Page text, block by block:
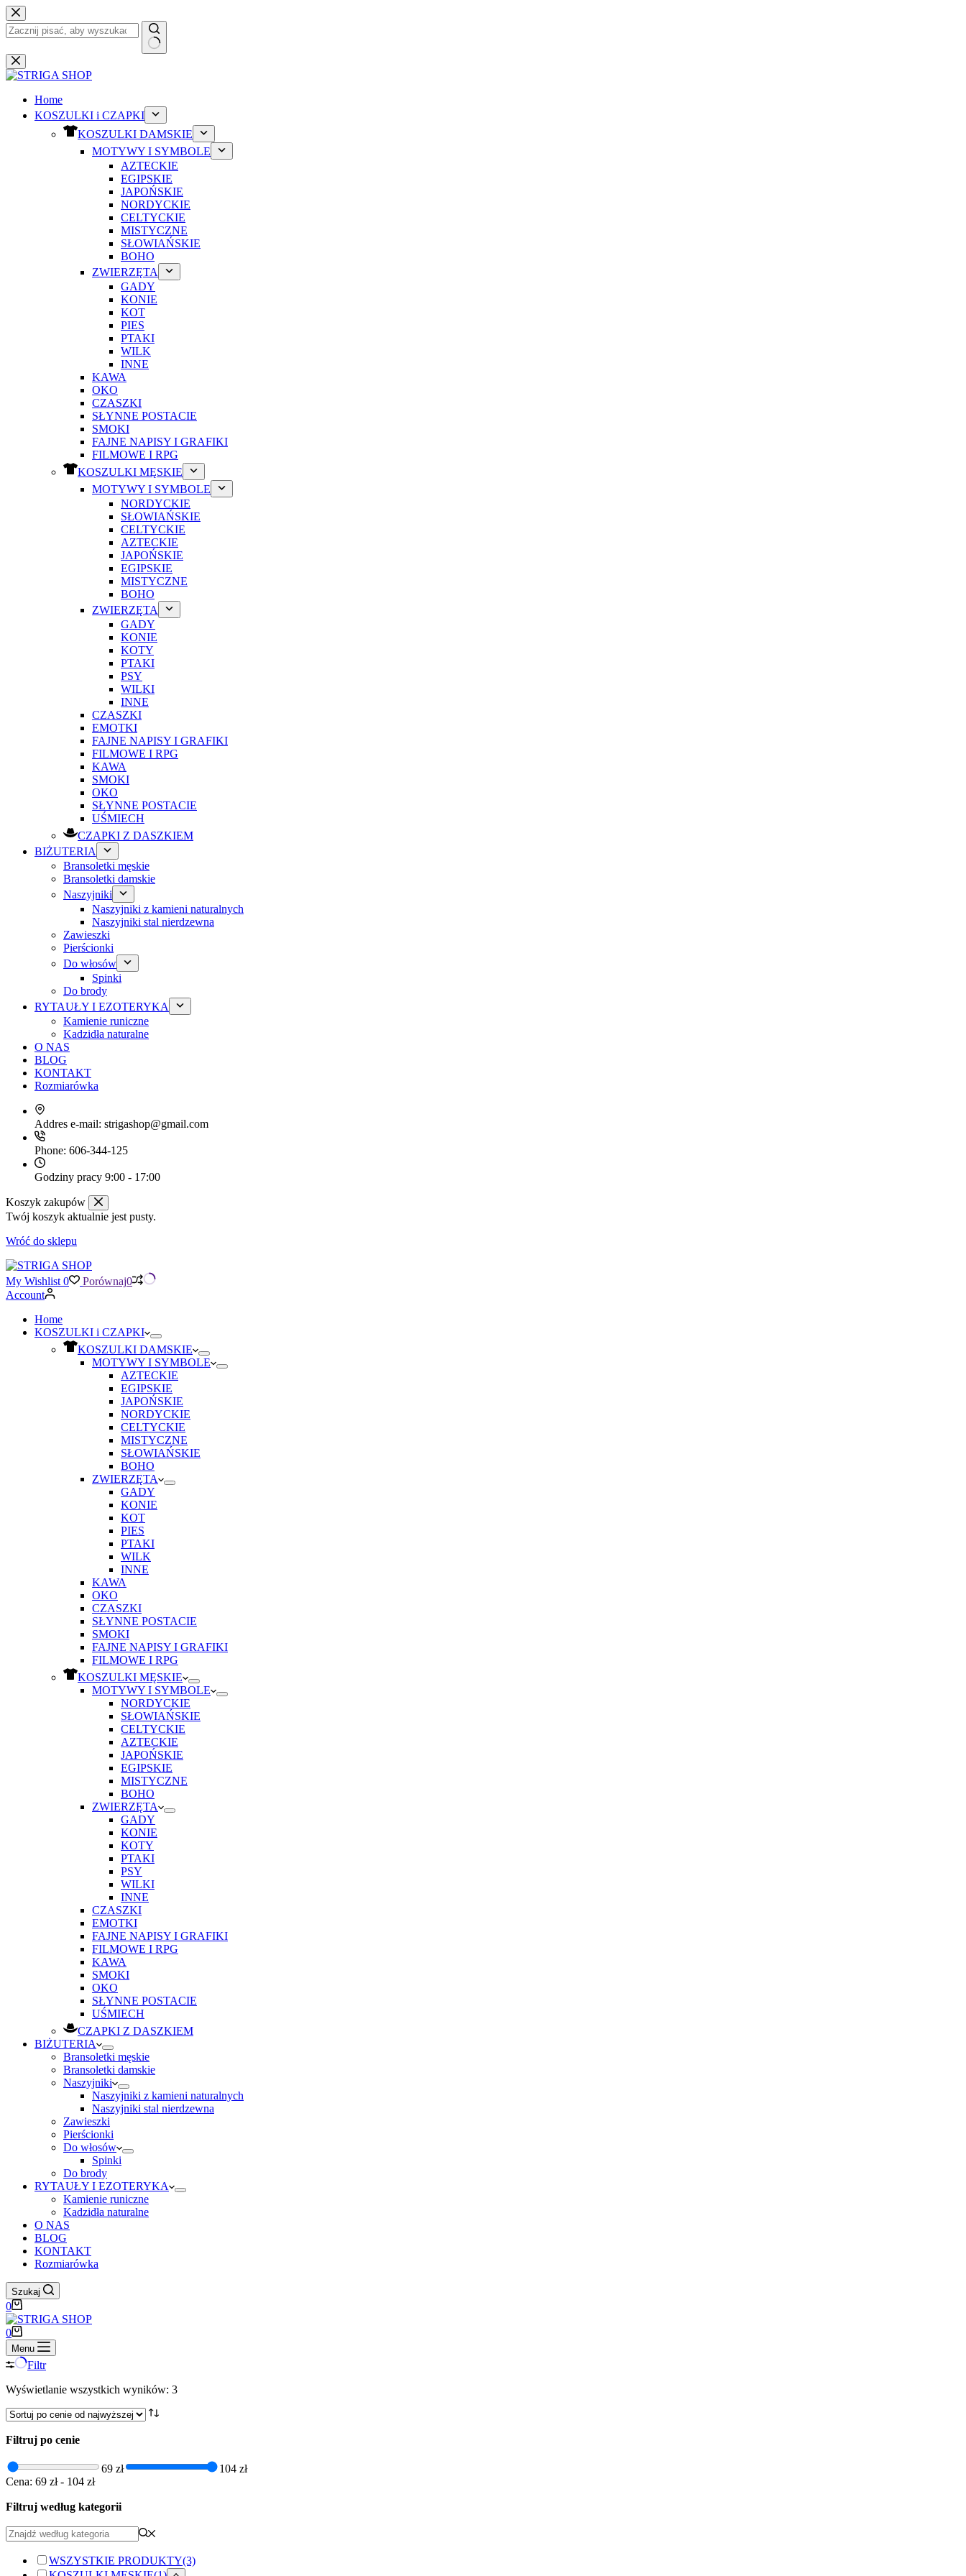
Przejdź
do
treści
Brak
wyników
Home
KOSZULKI i CZAPKI
KOSZULKI DAMSKIE
MOTYWY I SYMBOLE
AZTECKIE
EGIPSKIE
JAPOŃSKIE
NORDYCKIE
CELTYCKIE
MISTYCZNE
SŁOWIAŃSKIE
BOHO
ZWIERZĘTA
GADY
KONIE
KOT
PIES
PTAKI
WILK
INNE
KAWA
OKO
CZASZKI
SŁYNNE POSTACIE
SMOKI
FAJNE NAPISY I GRAFIKI
FILMOWE I RPG
KOSZULKI MĘSKIE
MOTYWY I SYMBOLE
NORDYCKIE
SŁOWIAŃSKIE
CELTYCKIE
AZTECKIE
JAPOŃSKIE
EGIPSKIE
MISTYCZNE
BOHO
ZWIERZĘTA
GADY
KONIE
KOTY
PTAKI
PSY
WILKI
INNE
CZASZKI
EMOTKI
FAJNE NAPISY I GRAFIKI
FILMOWE I RPG
KAWA
SMOKI
OKO
SŁYNNE POSTACIE
UŚMIECH
CZAPKI Z DASZKIEM
BIŻUTERIA
Bransoletki męskie
Bransoletki damskie
Naszyjniki
Naszyjniki z kamieni naturalnych
Naszyjniki stal nierdzewna
Zawieszki
Pierścionki
Do włosów
Spinki
Do brody
RYTAUŁY I EZOTERYKA
Kamienie runiczne
Kadzidła naturalne
O NAS
BLOG
KONTAKT
Rozmiarówka
Addres e-mail: strigashop@gmail.com
Phone: 606-344-125
Godziny pracy 9:00 - 17:00
Koszyk zakupów
Twój koszyk aktualnie jest pusty.
Wróć do sklepu
My Wishlist 0 Porównaj0
Account
Home
KOSZULKI i CZAPKI
KOSZULKI DAMSKIE
MOTYWY I SYMBOLE
AZTECKIE
EGIPSKIE
JAPOŃSKIE
NORDYCKIE
CELTYCKIE
MISTYCZNE
SŁOWIAŃSKIE
BOHO
ZWIERZĘTA
GADY
KONIE
KOT
PIES
PTAKI
WILK
INNE
KAWA
OKO
CZASZKI
SŁYNNE POSTACIE
SMOKI
FAJNE NAPISY I GRAFIKI
FILMOWE I RPG
KOSZULKI MĘSKIE
MOTYWY I SYMBOLE
NORDYCKIE
SŁOWIAŃSKIE
CELTYCKIE
AZTECKIE
JAPOŃSKIE
EGIPSKIE
MISTYCZNE
BOHO
ZWIERZĘTA
GADY
KONIE
KOTY
PTAKI
PSY
WILKI
INNE
CZASZKI
EMOTKI
FAJNE NAPISY I GRAFIKI
FILMOWE I RPG
KAWA
SMOKI
OKO
SŁYNNE POSTACIE
UŚMIECH
CZAPKI Z DASZKIEM
BIŻUTERIA
Bransoletki męskie
Bransoletki damskie
Naszyjniki
Naszyjniki z kamieni naturalnych
Naszyjniki stal nierdzewna
Zawieszki
Pierścionki
Do włosów
Spinki
Do brody
RYTAUŁY I EZOTERYKA
Kamienie runiczne
Kadzidła naturalne
O NAS
BLOG
KONTAKT
Rozmiarówka
Szukaj
Koszyk
0
Koszyk
0
Menu
Filtr
Wyświetlanie wszystkich wyników: 3Posortowane
niskiej
Filtruj po cenie
69 zł
104 zł
Cena: 69 zł- 104 zł
Filtruj według kategorii
WSZYSTKIE PRODUKTY(3)